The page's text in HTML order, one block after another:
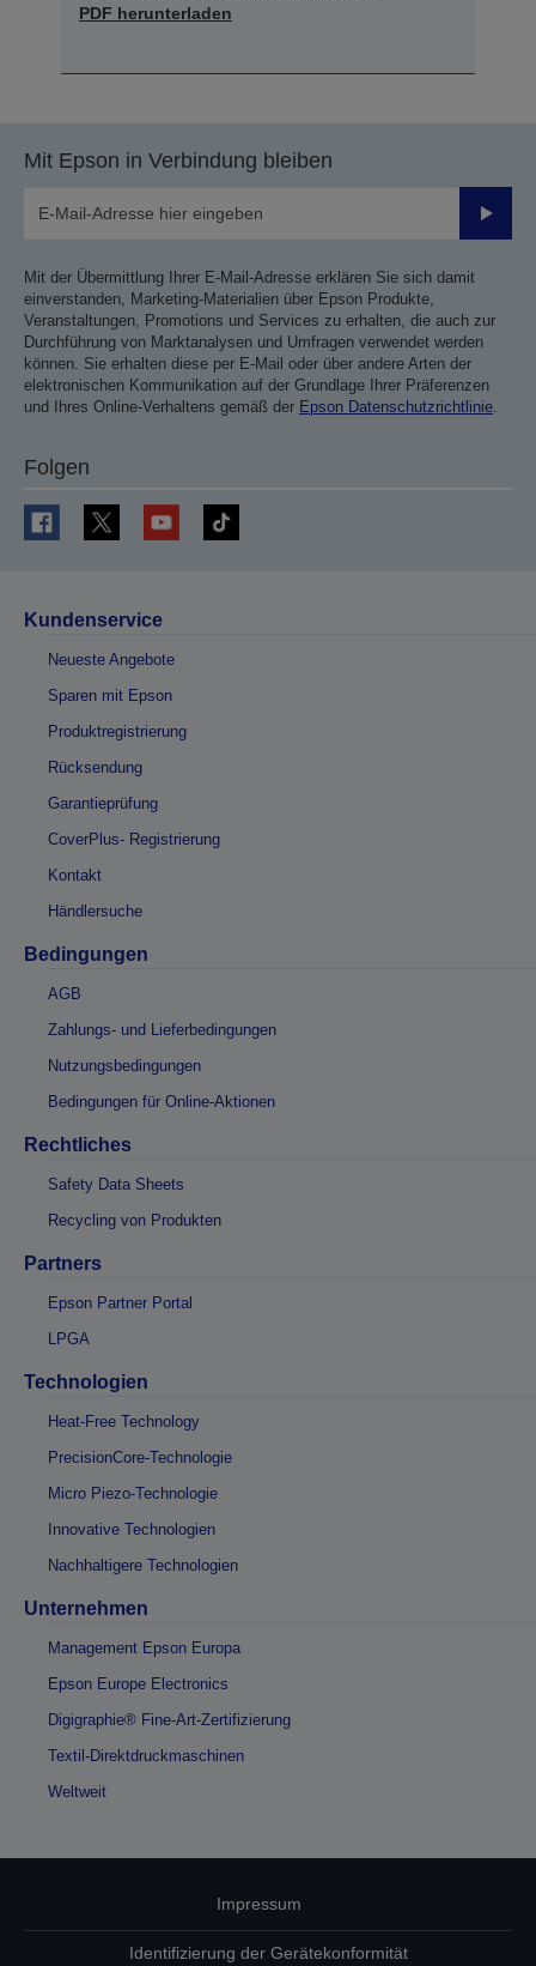
PDF herunterladen
Mit Epson in Verbindung bleiben
Mit der Übermittlung Ihrer E-Mail-Adresse erklären Sie sich damit
einverstanden, Marketing-Materialien über Epson Produkte,
Veranstaltungen, Promotions und Services zu erhalten, die auch zur
Durchführung von Marktanalysen und Umfragen verwendet werden
können. Sie erhalten diese per E-Mail oder über andere Arten der
elektronischen Kommunikation auf der Grundlage Ihrer Präferenzen
und Ihres Online-Verhaltens gemäß der Epson Datenschutzrichtlinie
Folgen
Kundenservice
Neueste Angebote
Sparen mit Epson
Produktregistrierung
Rücksendung
Garantieprüfung
CoverPlus- Registrierung
Kontakt
Händlersuche
Bedingungen
AGB
Zahlungs- und Lieferbedingungen
Nutzungsbedingungen
Bedingungen für Online-Aktionen
Rechtliches
Safety Data Sheets
Recycling von Produkten
Partners
Epson Partner Portal
LPGA
Technologien
Heat-Free Technology
PrecisionCore-Technologie
Micro Piezo-Technologie
Innovative Technologien
Nachhaltigere Technologien
Unternehmen
Management Epson Europa
Epson Europe Electronics
Digigraphie® Fine-Art-Zertifizierung
Textil-Direktdruckmaschinen
Weltweit
Impressum
Identifizierung der Gerätekonformität